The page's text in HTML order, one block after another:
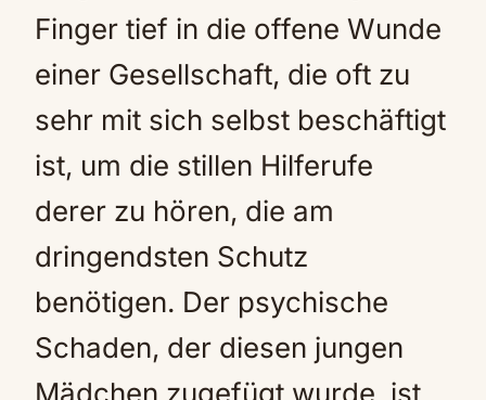
Finger tief in die offene Wunde
einer Gesellschaft, die oft zu
sehr mit sich selbst beschäftigt
ist, um die stillen Hilferufe
derer zu hören, die am
dringendsten Schutz
benötigen. Der psychische
Schaden, der diesen jungen
Mädchen zugefügt wurde, ist